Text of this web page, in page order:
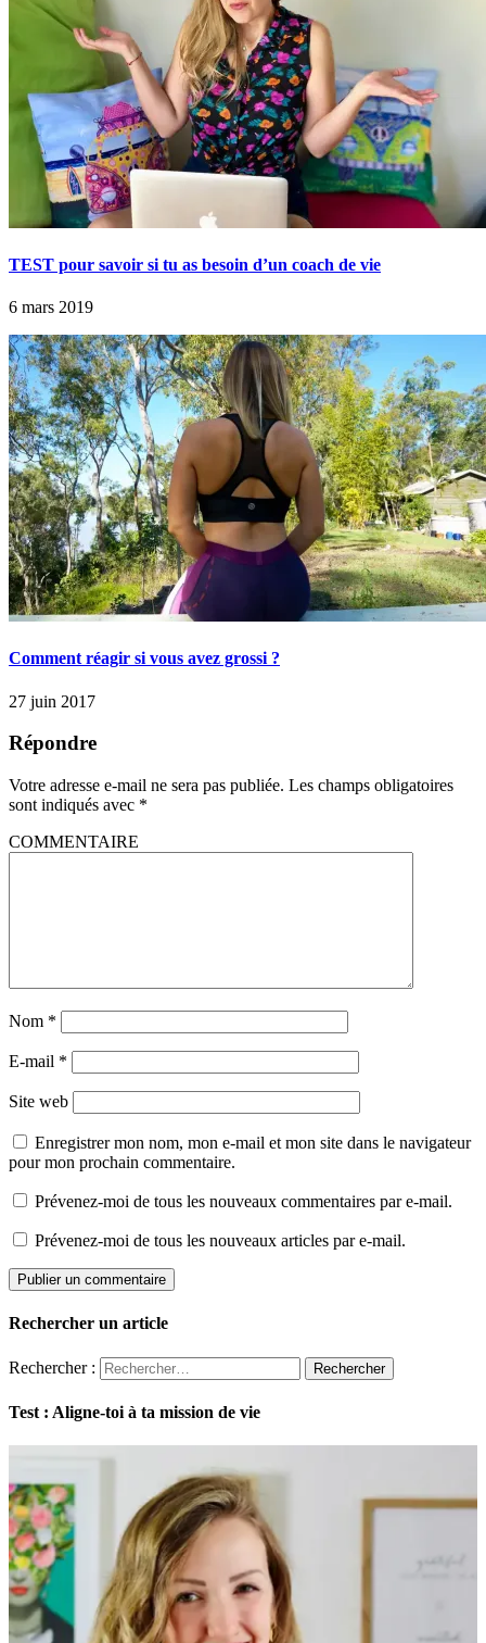
TEST pour savoir si tu as besoin d’un coach de vie
6 mars 2019
Comment réagir si vous avez grossi ?
27 juin 2017
Répondre
Votre adresse e-mail ne sera pas publiée. Les champs obligatoires
sont indiqués avec *
COMMENTAIRE
Nom *
E-mail *
Site web
Enregistrer mon nom, mon e-mail et mon site dans le navigateur
pour mon prochain commentaire.
Prévenez-moi de tous les nouveaux commentaires par e-mail.
Prévenez-moi de tous les nouveaux articles par e-mail.
Rechercher un article
Rechercher :
Test : Aligne-toi à ta mission de vie